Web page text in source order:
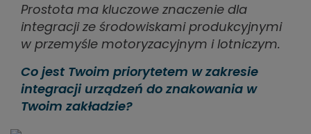
Prostota ma kluczowe znaczenie dla
integracji ze środowiskami produkcyjnymi
w przemyśle motoryzacyjnym i lotniczym.
Co jest Twoim priorytetem w zakresie
integracji urządzeń do znakowania w
Twoim zakładzie?